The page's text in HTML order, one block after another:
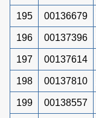
195 00136679
196 00137396
197 00137614
198 00137810
199 00138557